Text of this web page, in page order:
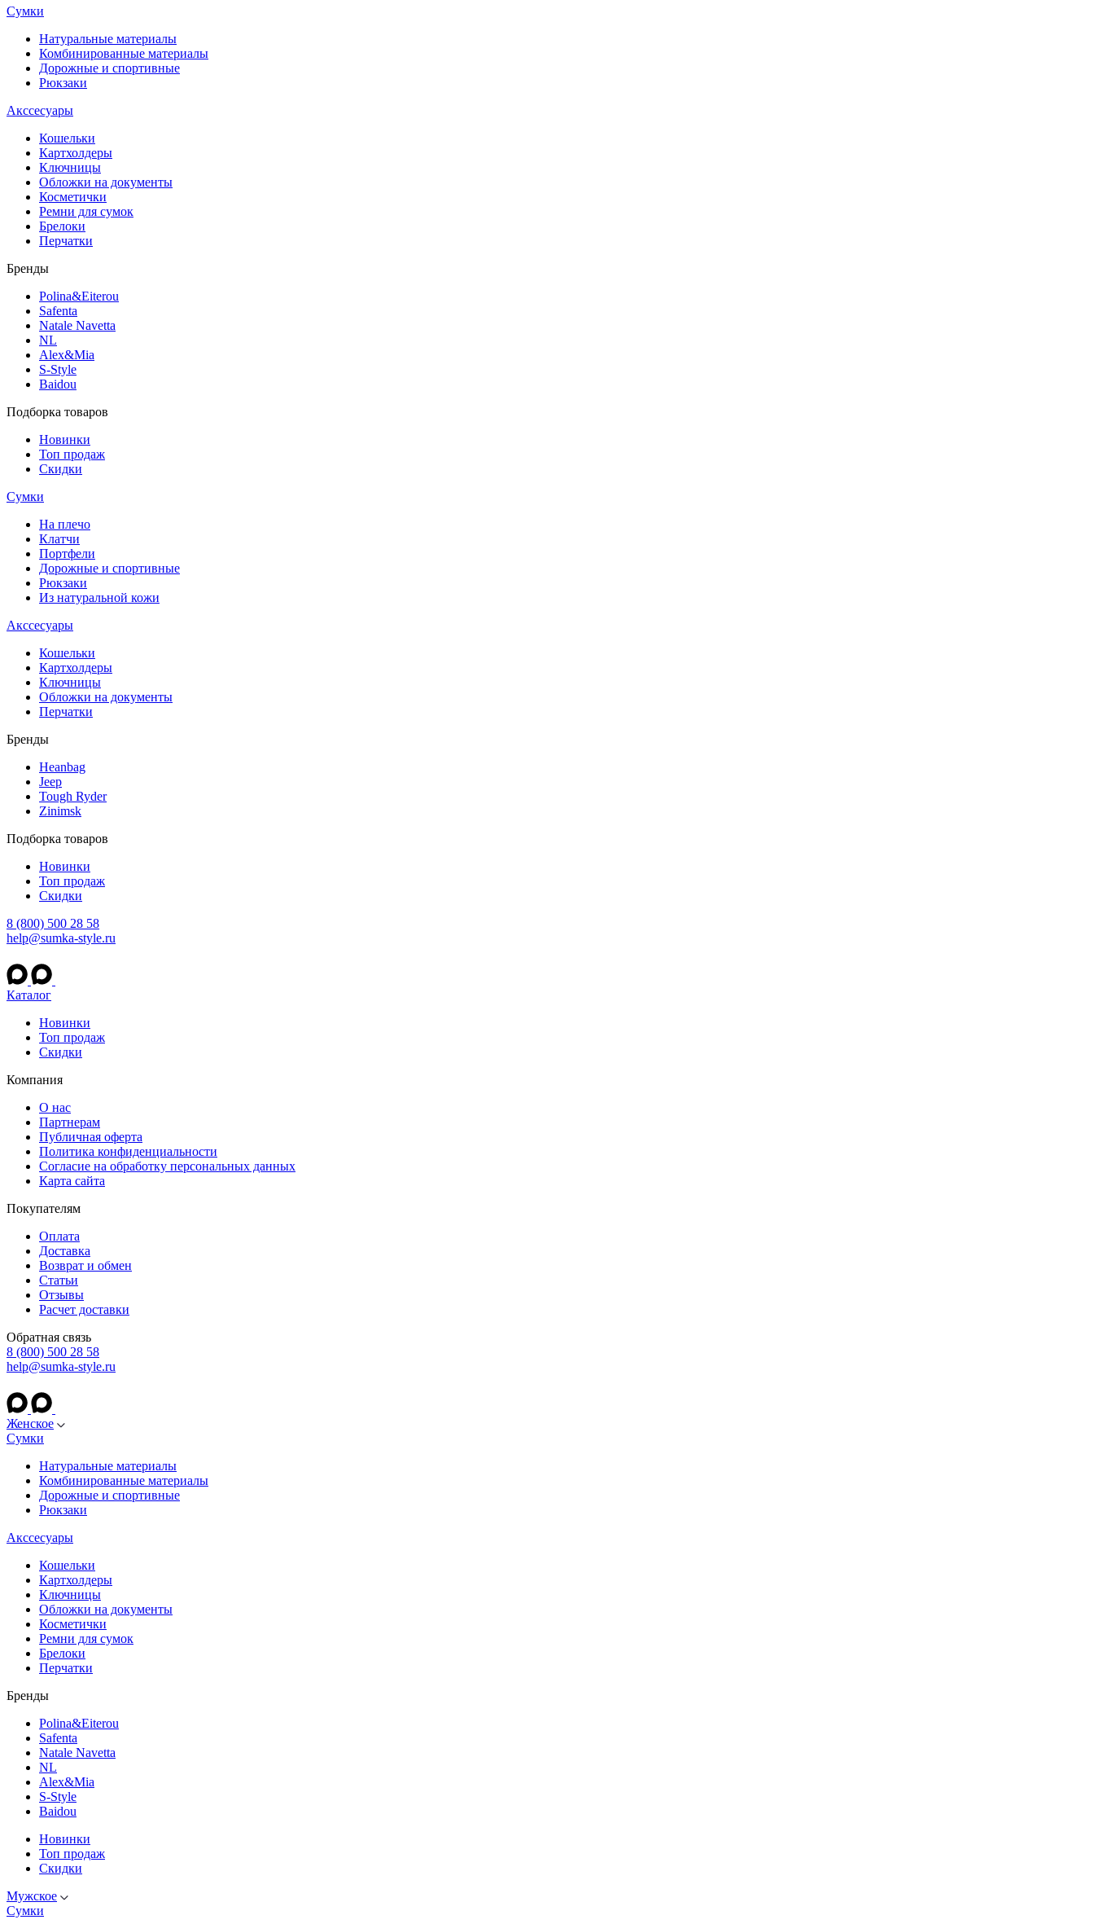
Сумки
Натуральные материалы
Комбинированные материалы
Дорожные и спортивные
Рюкзаки
Акссесуары
Кошельки
Картхолдеры
Ключницы
Обложки на документы
Косметички
Ремни для сумок
Брелоки
Перчатки
Бренды
Polina&Eiterou
Safenta
Natale Navetta
NL
Alex&Mia
S-Style
Baidou
Подборка товаров
Новинки
Топ продаж
Скидки
Сумки
На плечо
Клатчи
Портфели
Дорожные и спортивные
Рюкзаки
Из натуральной кожи
Акссесуары
Кошельки
Картхолдеры
Ключницы
Обложки на документы
Перчатки
Бренды
Heanbag
Jeep
Tough Ryder
Zinimsk
Подборка товаров
Новинки
Топ продаж
Скидки
8 (800) 500 28 58
help@sumka-style.ru
Каталог
Новинки
Топ продаж
Скидки
Компания
О нас
Партнерам
Публичная оферта
Политика конфиденциальности
Согласие на обработку персональных данных
Карта сайта
Покупателям
Оплата
Доставка
Возврат и обмен
Статьи
Отзывы
Расчет доставки
Обратная связь
8 (800) 500 28 58
help@sumka-style.ru
Женское
Сумки
Натуральные материалы
Комбинированные материалы
Дорожные и спортивные
Рюкзаки
Акссесуары
Кошельки
Картхолдеры
Ключницы
Обложки на документы
Косметички
Ремни для сумок
Брелоки
Перчатки
Бренды
Polina&Eiterou
Safenta
Natale Navetta
NL
Alex&Mia
S-Style
Baidou
Новинки
Топ продаж
Скидки
Мужское
Сумки